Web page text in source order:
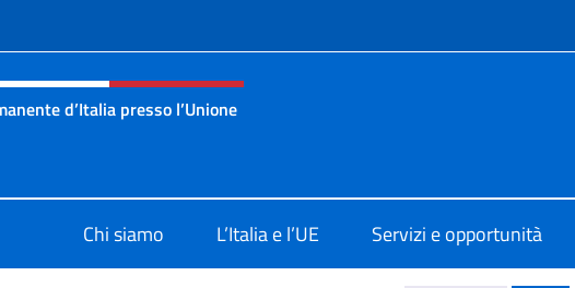
e menù
d’Italia presso l’Unione
permanente d’Italia presso l’Unione Europea Bruxelles
Chi siamo L’Italia e l’UE Servizi e opportunità